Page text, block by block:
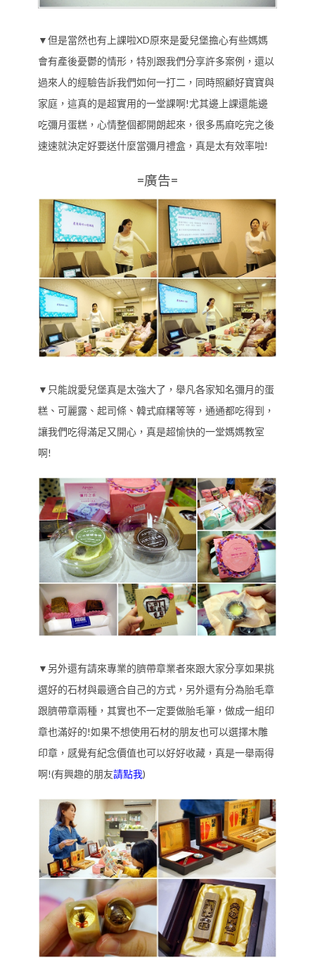
▼但是當然也有上課啦XD原來是愛兒堡擔心有些媽媽
會有產後憂鬱的情形，特別跟我們分享許多案例，還以
過來人的經驗告訴我們如何一打二，同時照顧好寶寶與
家庭，這真的是超實用的一堂課啊!尤其邊上課還能邊
吃彌月蛋糕，心情整個都開朗起來，很多馬麻吃完之後
速速就決定好要送什麼當彌月禮盒，真是太有效率啦!
=廣告=
▼只能說愛兒堡真是太強大了，舉凡各家知名彌月的蛋
糕、可麗露、起司條、韓式麻糬等等，通通都吃得到，
讓我們吃得滿足又開心，真是超愉快的一堂媽媽教室
啊!
▼另外還有請來專業的臍帶章業者來跟大家分享如果挑
選好的石材與最適合自己的方式，另外還有分為胎毛章
跟臍帶章兩種，其實也不一定要做胎毛筆，做成一組印
章也滿好的!如果不想使用石材的朋友也可以選擇木雕
印章，感覺有紀念價值也可以好好收藏，真是一舉兩得
啊!(有興趣的朋友請點我)